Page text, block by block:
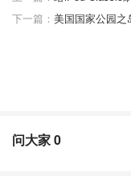
为什么会这样想？难
下一篇： 美国国家公园
问大家0